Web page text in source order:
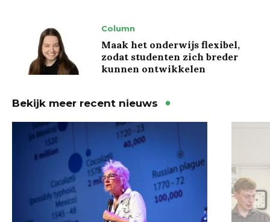
Column
Maak het onderwijs flexibel,
zodat studenten zich breder
kunnen ontwikkelen
Bekijk meer recent nieuws